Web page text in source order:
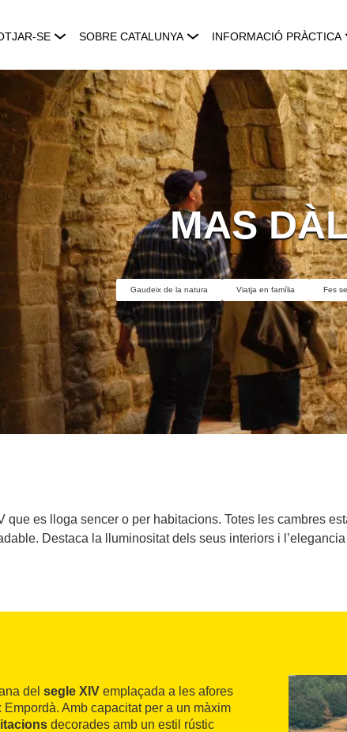
SE SOBRE CATALUNYA INFORMACIÓ PRÀCTICA
MAS
Gaudeix de la natura Viatja en família Fes
que es lloga sencer o per habitacions. Totes les cambres
Destaca la lluminositat dels seus interiors i
del segle XIV emplaçada a les afores
Amb capacitat per a un màxim
decorades amb un estil rústic